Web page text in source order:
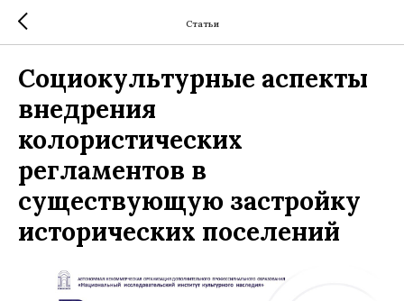
Статьи
Социокультурные аспекты
внедрения
колористических
регламентов в
существующую застройку
исторических поселений